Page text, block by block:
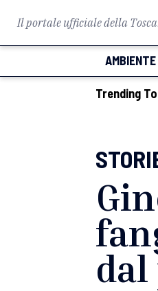
Il portale ufficiale della
AMBIENTE
Trending